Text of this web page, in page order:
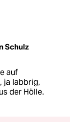
Schulz
auf
ja labbrig,
der Hölle.